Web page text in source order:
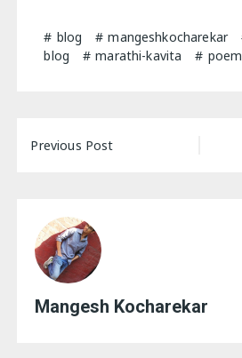
blog mangeshkocharekar
blog
marathi-kavita poem
Post
Previous Post
Mangesh Kocharekar